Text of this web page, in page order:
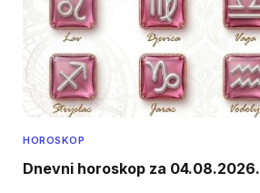
HOROSKOP
Dnevni horoskop za 04.08.2026.